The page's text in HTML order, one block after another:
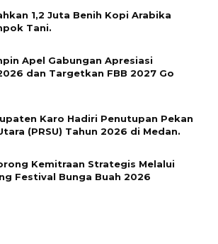
1,2 Juta Benih Kopi Arabika
Tani.
Apel Gabungan Apresiasi
dan Targetkan FBB 2027 Go
Karo Hadiri Penutupan Pekan
(PRSU) Tahun 2026 di Medan.
Kemitraan Strategis Melalui
Festival Bunga Buah 2026